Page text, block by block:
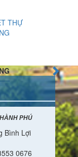
THỰ
PHÚ
Bình Lợi
0676